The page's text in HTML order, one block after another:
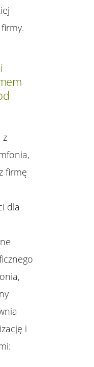
z
firmę
dla
i